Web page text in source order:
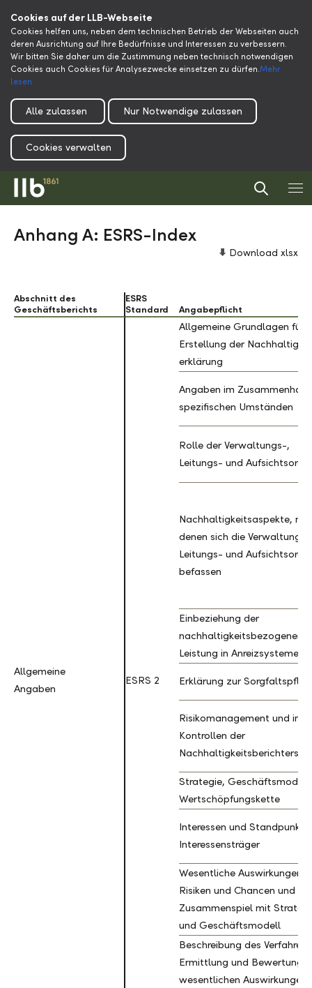
Cookies auf der LLB-Webseite
Cookies helfen uns, neben dem technischen Betrieb der Webseiten auch
deren Ausrichtung auf Ihre Bedürfnisse und Interessen zu verbessern.
Wir bitten Sie daher um die Zustimmung neben technisch notwendigen
Cookies auch Cookies für Analysezwecke einsetzen zu dürfen.Mehr
lesen
Alle zulassen Nur Notwendige zulassen
Cookies verwalten
Anhang A: ESRS-Index
Download xlsx
Abschnitt des
Geschäftsberichts
ESRS
Standard
Angabepflicht
Allgemeine
Angaben
ESRS 2
Allgemeine Grundlagen für
Erstellung der
erklärung
Angaben im
spezifischen Umständen
Rolle der Verwaltungs-,
Leitungs- und
Nachhaltigkeitsaspekte, mit
denen sich die
Leitungs- und
befassen
Einbeziehung der
nachhaltigkeitsbezogenen
Leistung in Anreizsysteme
Erklärung zur
Risikomanagement und
Kontrollen der
Strategie, Geschäftsmodell,
Wertschöpfungskette
Interessen und
Interessensträger
Wesentliche Auswirkungen,
Risiken und Chancen und ihr
Zusammenspiel mit
und Geschäftsmodell
Beschreibung des
Ermittlung und Bewertung
wesentlichen Auswirkungen,
Abschnitt des
Geschäftsberichts
Allgemeine
Angaben